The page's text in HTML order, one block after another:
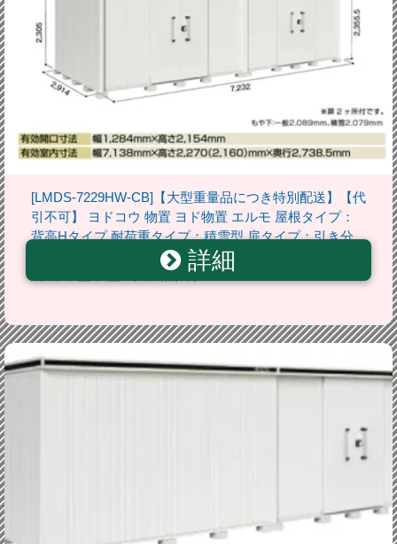
[LMDS-7229HW-CB]【大型重量品につき特別配送】【代
引不可】 ヨドコウ 物置 ヨド物置 エルモ 屋根タイプ：
背高Hタイプ 耐荷重タイプ：積雪型 扉タイプ：引き分
け戸(扉2ヶ所付） カシミヤベージュ 屋外 収納庫 屋外収
納 庭 中型 大型 【送料無料】
詳細